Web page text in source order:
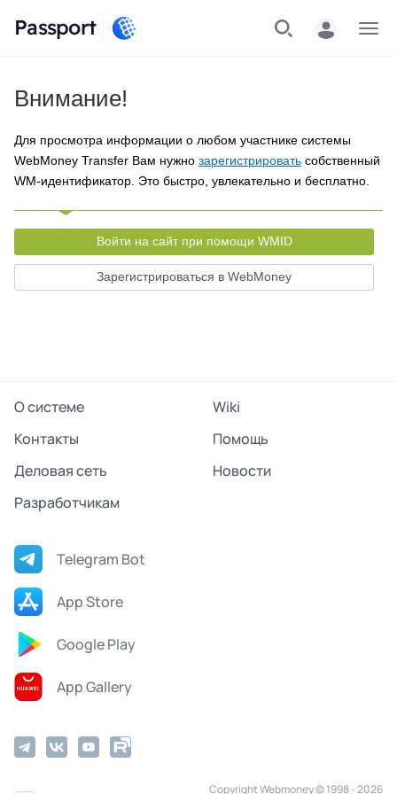
Passport
Внимание!
Для просмотра информации о любом участнике системы
WebMoney Transfer Вам нужно зарегистрировать собственный
WM-идентификатор. Это быстро, увлекательно и бесплатно.
Войти на сайт при помощи WMID
Зарегистрироваться в WebMoney
О системе
Wiki
Контакты
Помощь
Деловая сеть
Новости
Разработчикам
Telegram Bot
App Store
Google Play
App Gallery
Copyright Webmoney © 1998 - 2026